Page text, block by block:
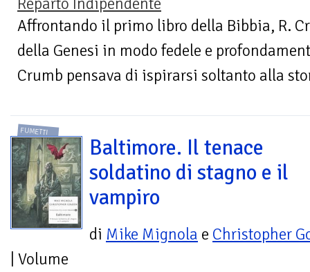
Reparto Indipendente
Affrontando il primo libro della Bibbia, R.
della Genesi in modo fedele e
Crumb pensava di ispirarsi soltanto alla
FUMETTI
Baltimore. Il tenace
soldatino di stagno e il
vampiro
di Mike Mignola e Christopher
| Volume